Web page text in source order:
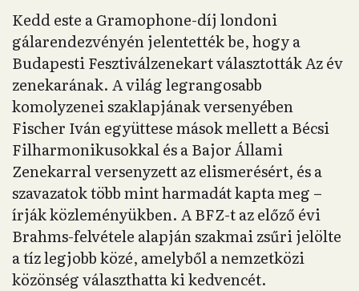
Kedd este a Gramophone-díj londoni
gálarendezvényén jelentették be, hogy a
Budapesti Fesztiválzenekart választották Az év
zenekarának. A világ legrangosabb
komolyzenei szaklapjának versenyében
Fischer Iván együttese mások mellett a Bécsi
Filharmonikusokkal és a Bajor Állami
Zenekarral versenyzett az elismerésért, és a
szavazatok több mint harmadát kapta meg –
írják közleményükben. A BFZ-t az előző évi
Brahms-felvétele alapján szakmai zsűri jelölte
a tíz legjobb közé, amelyből a nemzetközi
közönség választhatta ki kedvencét.